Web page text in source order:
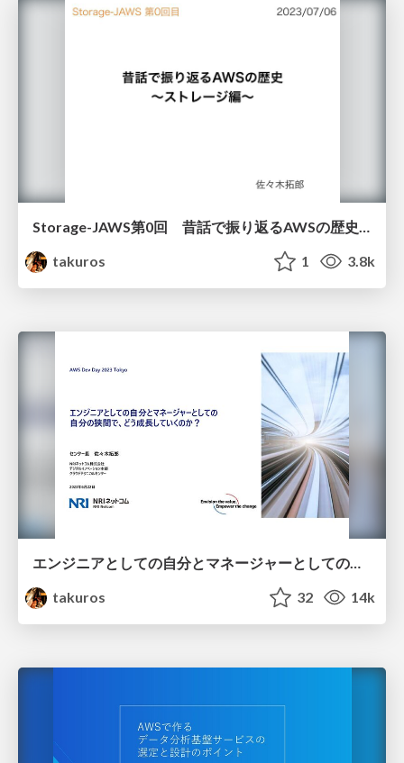
Storage-JAWS第0回 昔話で振り返るAWSの歴史 ～ストレージ編～
takuros
1 3.8k
エンジニアとしての自分とマネージャーとしての自分の狭間で、どう成長していくのか？（AWS DevDay 2023登壇資料）
takuros
32 14k